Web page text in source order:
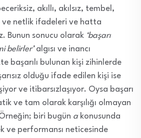
akıllı, akılsız, tembel,
ve netlik ifadeleri ve hatta
Bunun sonucu olarak ‘başarı
belirler’algısı ve inancı
başarılı bulunan kişi zihinlerde
olduğu ifade edilen kişi ise
ve itibarsızlaşıyor. Oysa başarı
ve tam olarak karşılığı olmayan
biri bugün a konusunda
ve performansı neticesinde